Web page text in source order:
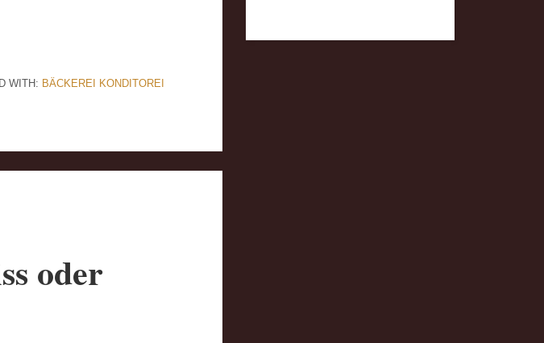
WITH: BÄCKEREI KONDITOREI
oder